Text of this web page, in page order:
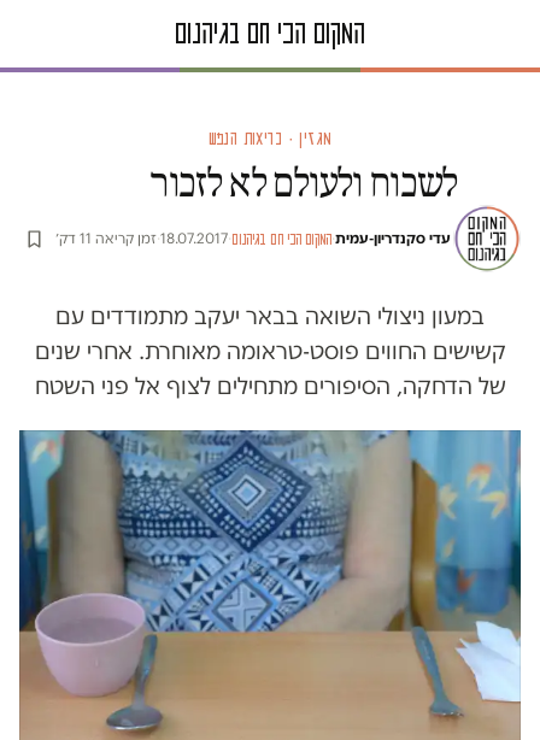
מגזין · בריאות הנפש
לשכוח ולעולם לא לזכור
עדי סקנדריון-עמית·המקום הכי חם בגיהנום·
18.07.2017
·זמן קריאה 11 דק׳
במעון ניצולי השואה בבאר יעקב מתמודדים עם
קשישים החווים פוסט-טראומה מאוחרת. אחרי שנים
של הדחקה, הסיפורים מתחילים לצוף אל פני השטח